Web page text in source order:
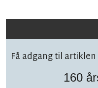
Få adgang til
160